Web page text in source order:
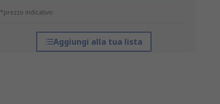
*prezzo indicativo
Aggiungi alla tua lista